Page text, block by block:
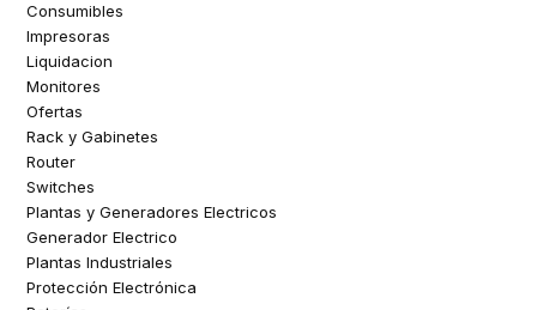
Consumibles
Impresoras
Liquidacion
Monitores
Ofertas
Rack y Gabinetes
Router
Switches
Plantas y Generadores Electricos
Generador Electrico
Plantas Industriales
Protección Electrónica